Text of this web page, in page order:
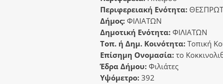
Περιφερειακή Ενότητα:
Δήμος: ΦΙΛΙΑΤΩΝ
Δημοτική Ενότητα: ΦΙΛΙΑΤΩΝ
Τοπ. ή Δημ. Κοινότητα: Τοπική
Επίσημη Ονομασία: το
Έδρα Δήμου: Φιλιάτες
Υψόμετρο: 392